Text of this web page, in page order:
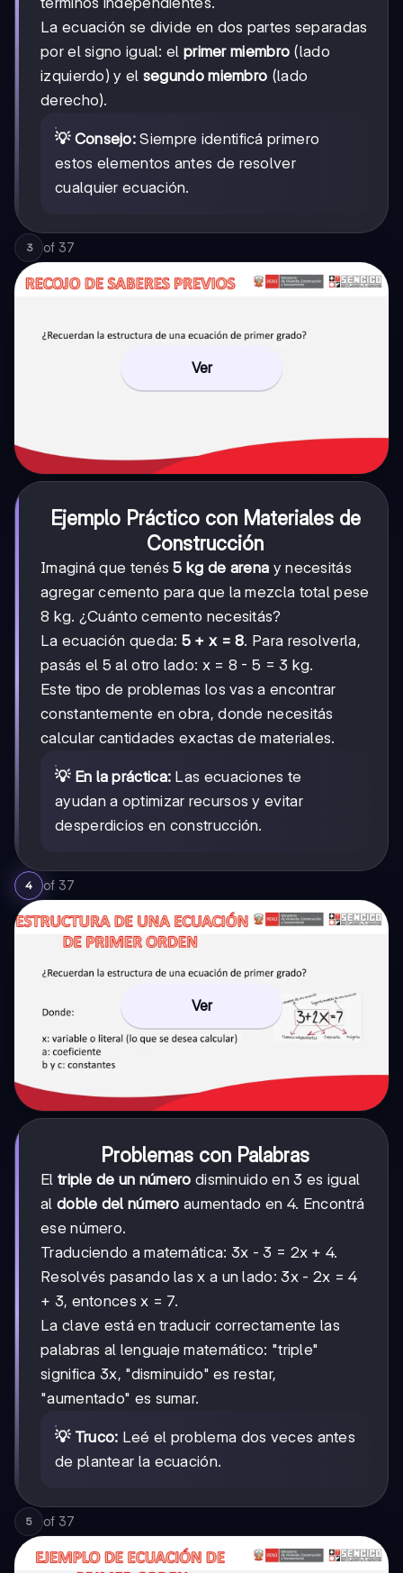
La ecuación se divide en dos partes separadas
por el signo igual: el primer miembro (lado
izquierdo) y el segundo miembro (lado
derecho).
💡 Consejo: Siempre identificá primero
estos elementos antes de resolver
cualquier ecuación.
3 of 37
Ver
Ejemplo Práctico con Materiales de
Construcción
Imaginá que tenés5 kg de arena y necesitás
agregar cemento para que la mezcla total pese
8 kg. ¿Cuánto cemento necesitás?
La ecuación queda: 5 + x = 8. Para resolverla,
pasás el 5 al otro lado: x = 8 - 5 = 3 kg.
Este tipo de problemas los vas a encontrar
constantemente en obra, donde necesitás
calcular cantidades exactas de materiales.
💡 En la práctica: Las ecuaciones te
ayudan a optimizar recursos y evitar
desperdicios en construcción.
4 of 37
Ver
Problemas con Palabras
El triple de un número disminuido en 3 es igual
al doble del número aumentado en 4. Encontrá
ese número.
Traduciendo a matemática: 3x - 3 = 2x + 4.
Resolvés pasando las x a un lado: 3x - 2x = 4
+ 3, entonces x = 7.
La clave está en traducir correctamente las
palabras al lenguaje matemático: "triple"
significa 3x, "disminuido" es restar,
"aumentado" es sumar.
💡 Truco: Leé el problema dos veces antes
de plantear la ecuación.
5 of 37